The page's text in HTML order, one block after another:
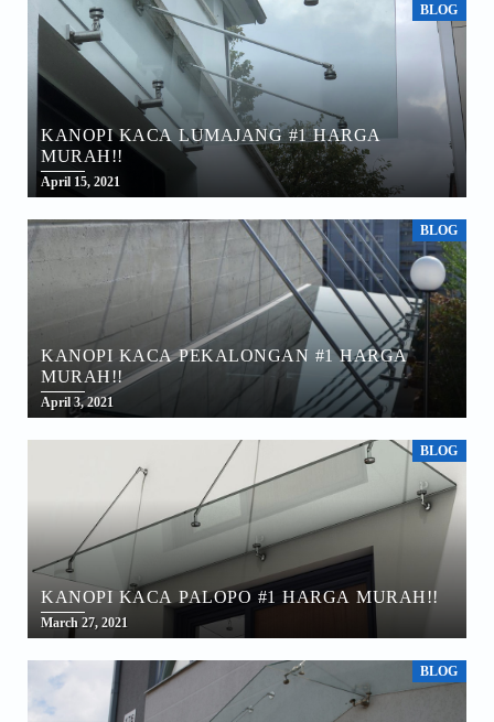
BLOG
KANOPI KACA LUMAJANG #1 HARGA
MURAH!!
April 15, 2021
BLOG
KANOPI KACA PEKALONGAN #1 HARGA
MURAH!!
April 3, 2021
BLOG
KANOPI KACA PALOPO #1 HARGA MURAH!!
March 27, 2021
BLOG